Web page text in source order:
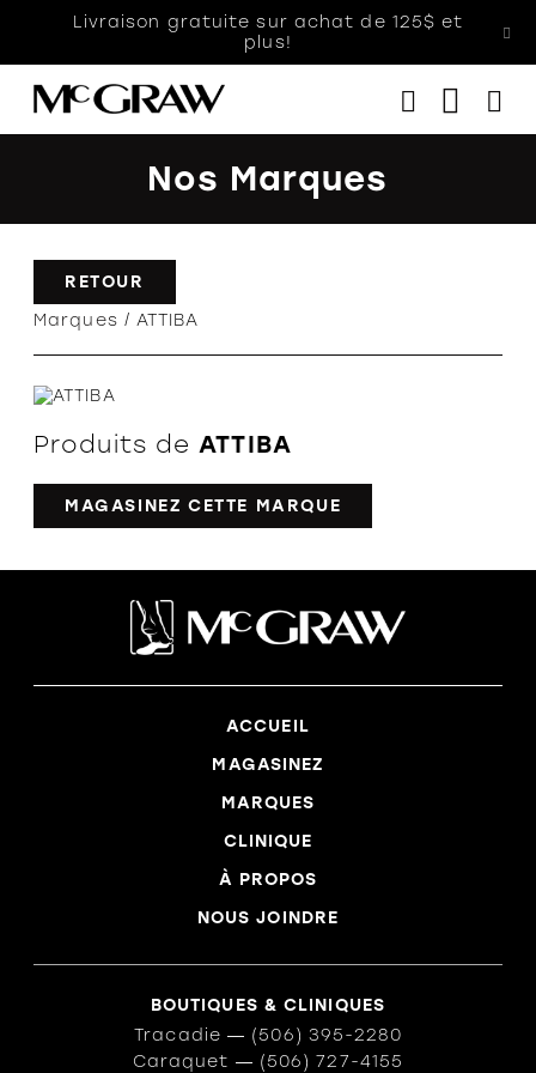
Livraison gratuite sur achat de 125$ et
plus!
ORTHÈSES SOLDES MARQUES
Orthèses
L'équipe
Politiques et conditions d'achat
Nos Marques
RETOUR
Marques
ATTIBA
Produits deATTIBA
MAGASINEZ CETTE MARQUE
ACCUEIL
MAGASINEZ
MARQUES
CLINIQUE
À PROPOS
NOUS JOINDRE
BOUTIQUES & CLINIQUES
Tracadie ― (506) 395-2280
Caraquet ― (506) 727-4155